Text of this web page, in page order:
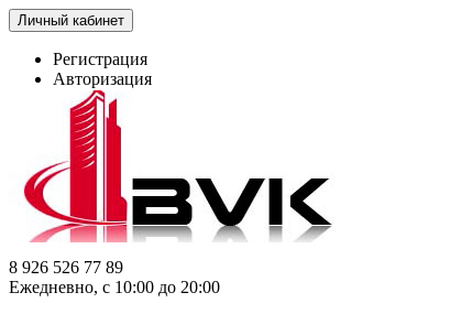
Личный кабинет
Регистрация
Авторизация
8 926 526 77 89
Ежедневно, с 10:00 до 20:00